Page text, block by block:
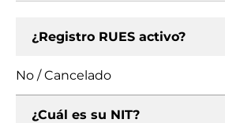
¿Registro RUES activo?
No / Cancelado
¿Cuál es su NIT?